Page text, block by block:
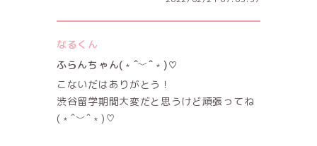
なるくん
ふらんちゃん(﹡ˆ﹀ˆ﹡)♡
こないだはありがとう！
渋谷留学期間大変だと思うけど頑張ってね
(﹡ˆ﹀ˆ﹡)♡